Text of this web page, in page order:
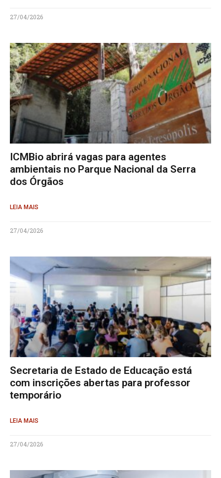
27/04/2026
ICMBio abrirá vagas para agentes
ambientais no Parque Nacional da Serra
dos Órgãos
LEIA MAIS
27/04/2026
Secretaria de Estado de Educação está
com inscrições abertas para professor
temporário
LEIA MAIS
27/04/2026